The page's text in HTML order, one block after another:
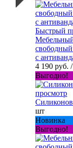
Быстрый
с
4 190 руб.
Выгодно!
просмотр
шт
Новинка
Выгодно!